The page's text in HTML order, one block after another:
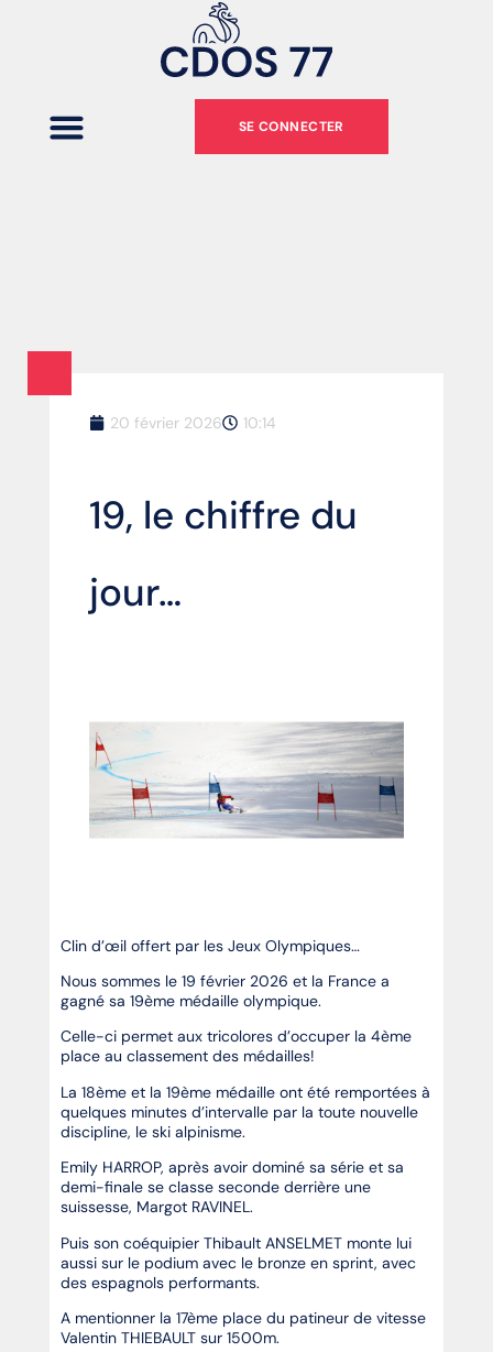
SE CONNECTER
20 février 2026 10:14
19, le chiffre du
jour…
Clin d’œil offert par les Jeux Olympiques…
Nous sommes le 19 février 2026 et la France a
gagné sa 19ème médaille olympique.
Celle-ci permet aux tricolores d’occuper la 4ème
place au classement des médailles!
La 18ème et la 19ème médaille ont été remportées à
quelques minutes d’intervalle par la toute nouvelle
discipline, le ski alpinisme.
Emily HARROP, après avoir dominé sa série et sa
demi-finale se classe seconde derrière une
suissesse, Margot RAVINEL.
Puis son coéquipier Thibault ANSELMET monte lui
aussi sur le podium avec le bronze en sprint, avec
des espagnols performants.
A mentionner la 17ème place du patineur de vitesse
Valentin THIEBAULT sur 1500m.